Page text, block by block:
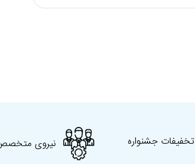
53 میلیمتر
مستطیلی
مناسب برای استفاده روزمره، کار
تخفیفات جشنواره نیروی